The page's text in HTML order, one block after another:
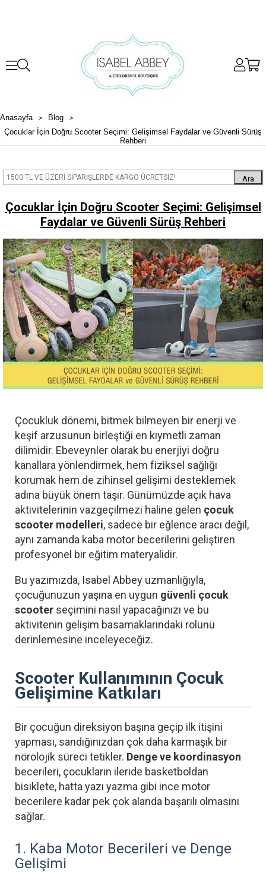
Anasayfa
Blog
Çocuklar İçin Doğru Scooter Seçimi: Gelişimsel Faydalar ve Güvenli Sürüş
Rehberi
Ara
Çocuklar İçin Doğru Scooter Seçimi: Gelişimsel
Faydalar ve Güvenli Sürüş Rehberi
Çocukluk dönemi, bitmek bilmeyen bir enerji ve
keşif arzusunun birleştiği en kıymetli zaman
dilimidir. Ebeveynler olarak bu enerjiyi doğru
kanallara yönlendirmek, hem fiziksel sağlığı
korumak hem de zihinsel gelişimi desteklemek
adına büyük önem taşır. Günümüzde açık hava
aktivitelerinin vazgeçilmezi haline gelen çocuk
scooter modelleri, sadece bir eğlence aracı değil,
aynı zamanda kaba motor becerilerini geliştiren
profesyonel bir eğitim materyalidir.
Bu yazımızda, Isabel Abbey uzmanlığıyla,
çocuğunuzun yaşına en uygun güvenli çocuk
scooter seçimini nasıl yapacağınızı ve bu
aktivitenin gelişim basamaklarındaki rolünü
derinlemesine inceleyeceğiz.
Scooter Kullanımının Çocuk
Gelişimine Katkıları
Bir çocuğun direksiyon başına geçip ilk itişini
yapması, sandığınızdan çok daha karmaşık bir
nörolojik süreci tetikler. Denge ve koordinasyon
becerileri, çocukların ileride basketboldan
bisiklete, hatta yazı yazma gibi ince motor
becerilere kadar pek çok alanda başarılı olmasını
sağlar.
1. Kaba Motor Becerileri ve Denge
Gelişimi